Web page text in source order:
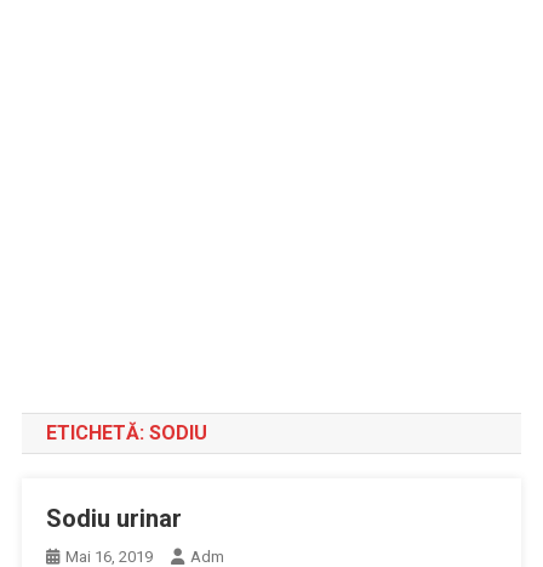
ETICHETĂ: SODIU
Sodiu urinar
Mai 16, 2019 Adm